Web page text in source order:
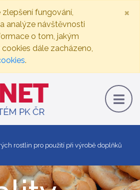
fungování,
analýze návštěvnosti
o tom, jakým
dále zacházeno,
.
×
rostlin pro použití při výrobě doplňků